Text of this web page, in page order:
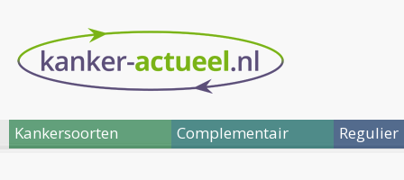
Kankersoorten Complementair Regulier